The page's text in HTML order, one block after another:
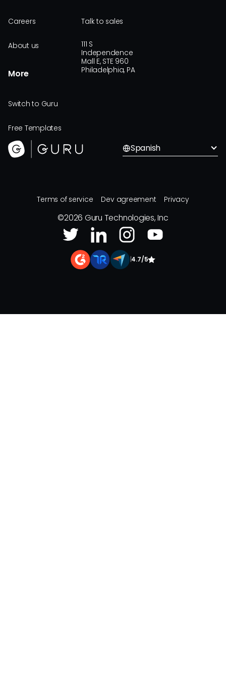
Careers
About us
More
Switch to Guru
Free Templates
Talk to sales
111 S
Independence
Mall E, STE 960
Philadelphia, PA
Spanish
Terms of service Dev agreement Privacy
©2026 Guru Technologies, Inc
4.7/5